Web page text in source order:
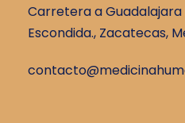
Carretera a Guadalajara
Escondida., Zacatecas,